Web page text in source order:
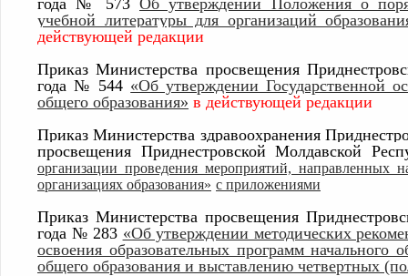
года № 573 Об утверждении Положения о
учебной литературы для организаций
действующей редакции
Приказ Министерства просвещения
года № 544 «Об утверждении Государственной
общего образования» в действующей редакции
Приказ Министерства здравоохранения
просвещения Приднестровской Молдавской
организации проведения мероприятий, направленных
организациях образования» с приложениями
Приказ Министерства просвещения
года № 283 «Об утверждении методических
освоения образовательных программ
общего образования и выставлению четвертных